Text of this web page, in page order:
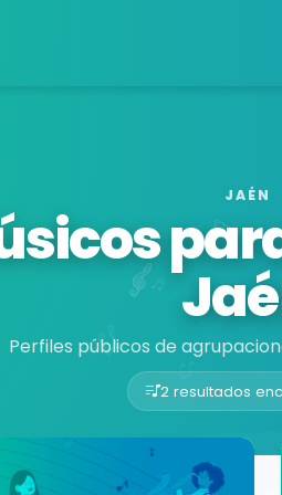
JAÉN
Perfiles públicos de
2 resultados